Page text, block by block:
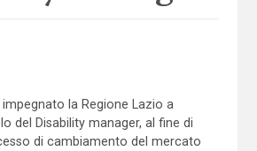
impegnato la Regione Lazio a
del Disability manager, al fine di
di cambiamento del mercato